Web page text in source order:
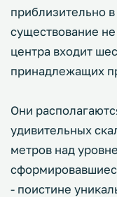
приблизительно
существование
центра входит
принадлежащих
Они
удивительных
метров над
- поистине